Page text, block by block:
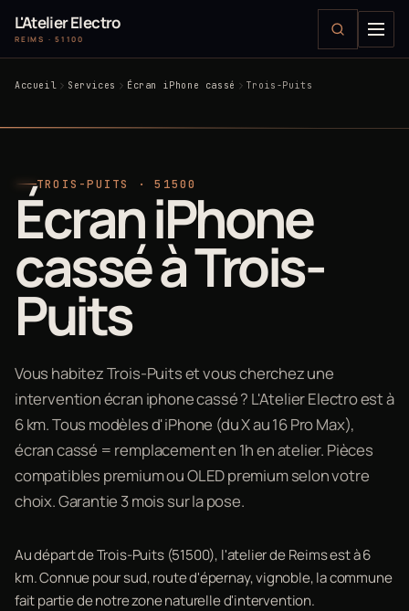
L'Atelier Electro
REIMS · 51100
Accueil Services Écran iPhone cassé Trois-Puits
TROIS-PUITS · 51500
Écran iPhone
cassé à Trois-
Puits
Vous habitez Trois-Puits et vous cherchez une
intervention écran iphone cassé ? L'Atelier Electro est à
6 km. Tous modèles d'iPhone (du X au 16 Pro Max),
écran cassé = remplacement en 1h en atelier. Pièces
compatibles premium ou OLED premium selon votre
choix. Garantie 3 mois sur la pose.
Au départ de Trois-Puits (51500), l'atelier de Reims est à 6
km. Connue pour sud, route d'épernay, vignoble, la commune
fait partie de notre zone naturelle d'intervention.